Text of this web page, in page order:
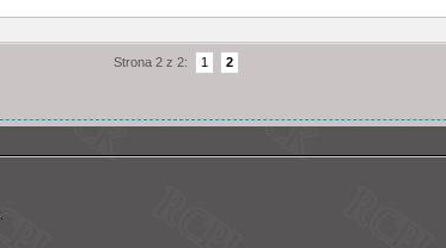
Strona 2 z 2: 1
2